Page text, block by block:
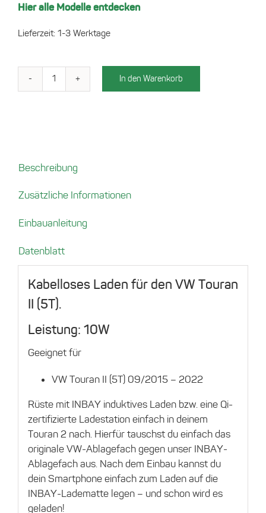
Hier alle Modelle entdecken
Lieferzeit: 1-3 Werktage
Ladefach
In den Warenkorb
Beschreibung
Zusätzliche Informationen
Einbauanleitung
Datenblatt
Kabelloses Laden für den VW Touran
II (5T).
Leistung: 10W
Geeignet für
VW Touran II (5T) 09/2015 – 2022
Rüste mit INBAY induktives Laden bzw. eine Qi-
zertifizierte Ladestation einfach in deinem
Touran 2 nach. Hierfür tauschst du einfach das
originale VW-Ablagefach gegen unser INBAY-
Ablagefach aus. Nach dem Einbau kannst du
dein Smartphone einfach zum Laden auf die
INBAY-Ladematte legen – und schon wird es
geladen!